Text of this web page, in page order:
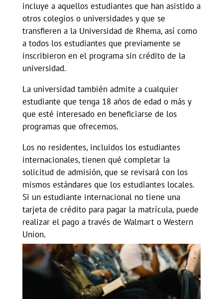
incluye a aquellos estudiantes que han asistido a
otros colegios o universidades y que se
transfieren a la Universidad de Rhema, así como
a todos los estudiantes que previamente se
inscribieron en el programa sin crédito de la
universidad.
La universidad también admite a cualquier
estudiante que tenga 18 años de edad o más y
que esté interesado en beneficiarse de los
programas que ofrecemos.
Los no residentes, incluidos los estudiantes
internacionales, tienen qué completar la
solicitud de admisión, que se revisará con los
mismos estándares que los estudiantes locales.
Si un estudiante internacional no tiene una
tarjeta de crédito para pagar la matrícula, puede
realizar el pago a través de Walmart o Western
Union.